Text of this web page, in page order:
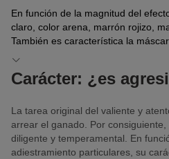
En función de la magnitud del
claro, color arena, marrón rojizo,
También es característica la
Carácter: ¿es
La tarea original del valiente y
arrear el ganado. Por consiguiente,
diligente y temperamental. En
adiestramiento particulares, su